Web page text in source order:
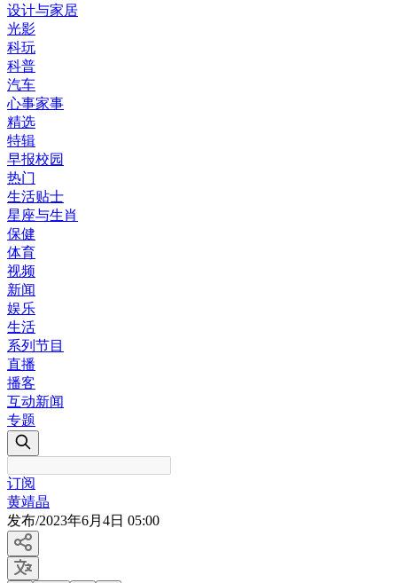
设计与家居
光影
科玩
科普
汽车
心事家事
精选
特辑
早报校园
热门
生活贴士
星座与生肖
保健
体育
视频
新闻
娱乐
生活
系列节目
直播
播客
互动新闻
专题
订阅
黄靖晶
发布/2023年6月4日 05:00